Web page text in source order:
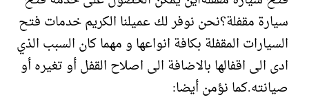
سيارة مقفلة؟نحن نوفر لك عميلنا الكريم خدمات فتح
السيارات المقفلة بكافة انواعها و مهما كان السبب الذي
ادى الى اقفالها بالاضافة الى اصلاح القفل أو تغيره أو
صيانته.كما نؤمن أيضا: